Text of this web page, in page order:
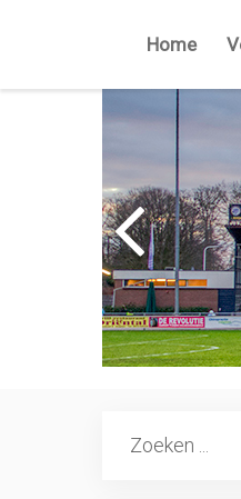
Home